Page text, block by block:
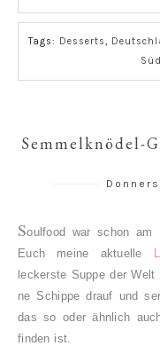
Tags: Desserts,
Semmelknödel-
Soulfood war schon
Euch meine aktuelle
leckerste Suppe der
ne Schippe drauf und
das so oder ähnlich
finden ist.